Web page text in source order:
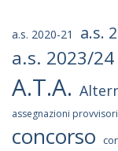
a.s. 2020-21 a.s.
a.s. 2023/24
A.T.A.
assegnazioni
concorso